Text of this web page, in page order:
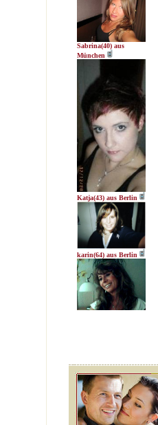
Sabrina(40) aus
München
Katja(43) aus Berlin
karin(64) aus Berlin